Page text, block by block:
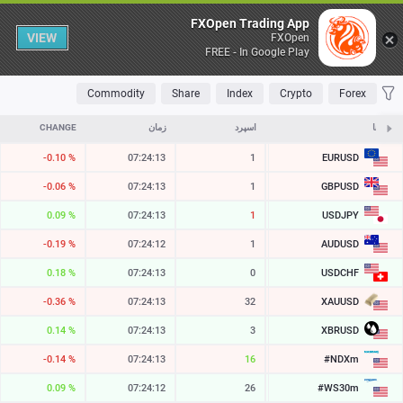
Table
FAVORITES
MOST TRADED
TOP RISERS
TOP FALLERS
Forex
Crypto
Index
Share
Commodity
نمادها اسپرد زمان CHANGE
EURUSD
1.15448
1
07:24:13
-0.10 %
GBPUSD
1.34618
1
07:24:13
-0.06 %
USDJPY
157.759
1
07:24:13
0.09 %
AUDUSD
0.70442
1
07:24:12
-0.19 %
USDCHF
0.80818
0
07:24:13
0.18 %
XAUUSD
4262.72
32
07:24:13
-0.36 %
XBRUSD
79.04
3
07:24:13
0.14 %
#NDXm
29444.2
15
07:24:13
-0.14 %
#WS30m
54554.3
26
07:24:12
0.09 %
FXOpen Trading App
FXOpen
FREE - In Google Play
VIEW